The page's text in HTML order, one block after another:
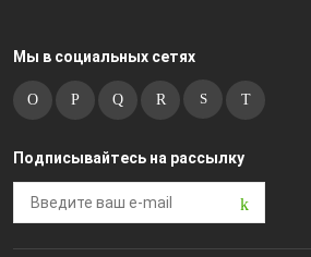
Мы в социальных сетях
Подписывайтесь на рассылку